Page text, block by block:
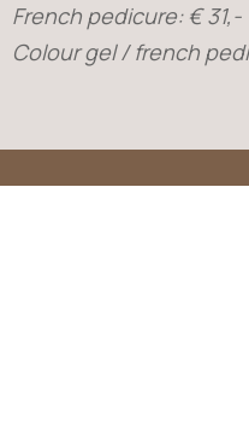
French pedicure: € 31,-
Colour gel / french